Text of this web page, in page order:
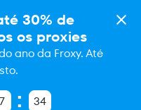
30% de
os proxies
ano da Froxy. Até
33